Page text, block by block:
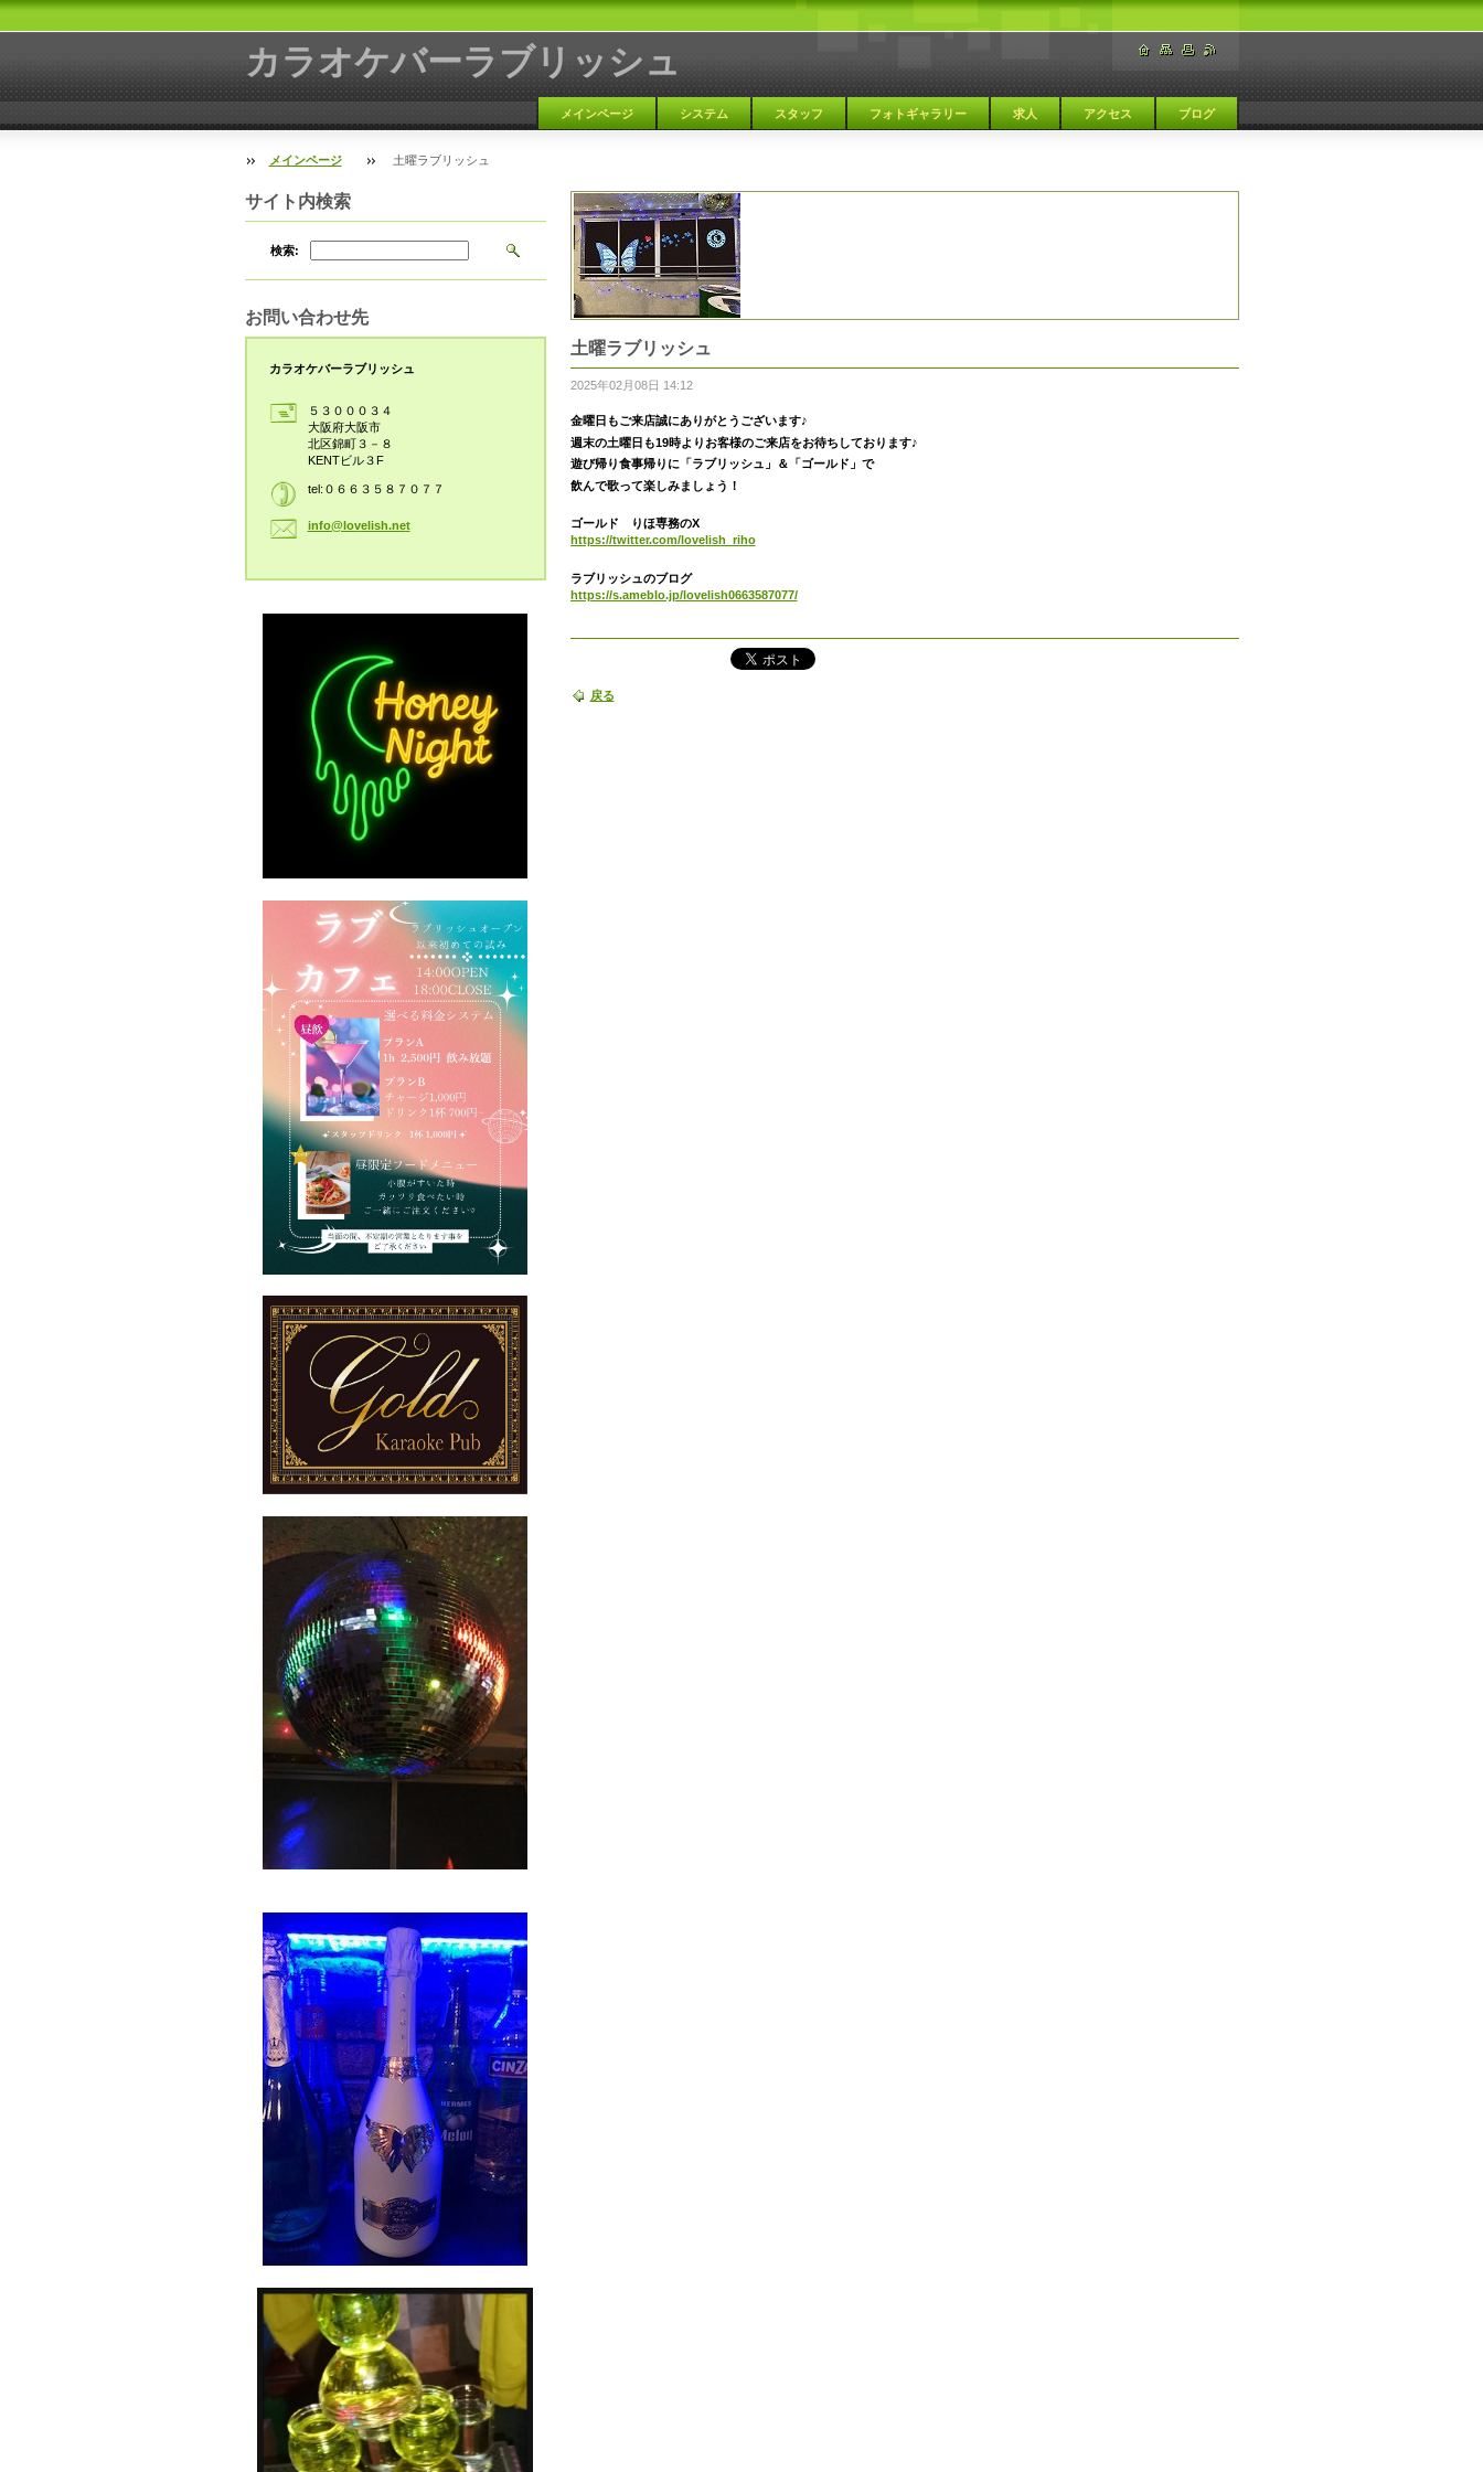
カラオケバーラブリッシュ
メインページ システム スタッフ フォトギャラリー 求人 アクセス ブログ
メインページ 土曜ラブリッシュ
大阪 天満 カラオケBAR
土曜ラブリッシュ
2025年02月08日 14:12
金曜日もご来店誠にありがとうございます♪
週末の土曜日も19時より お客様のご来店をお待ちしております♪
遊び帰り食事帰りに「ラブリッシュ」＆「ゴールド」で
飲んで歌って楽しみましょう！
ゴールド りほ専務のX
https://twitter.com/lovelish_riho
ラブリッシュのブログ
https://s.ameblo.jp/lovelish0663587077/
戻る
サイト内検索
検索:
お問い合わせ先
カラオケバーラブリッシュ
５３０００３４
大阪府大阪市
北区錦町３－８
KENTビル３F
tel:０６６３５８７０７７
info@lovelish.net